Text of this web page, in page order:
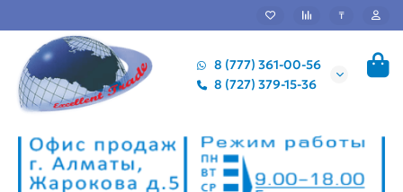
₸
8 (777) 361-00-56
8 (727) 379-15-36